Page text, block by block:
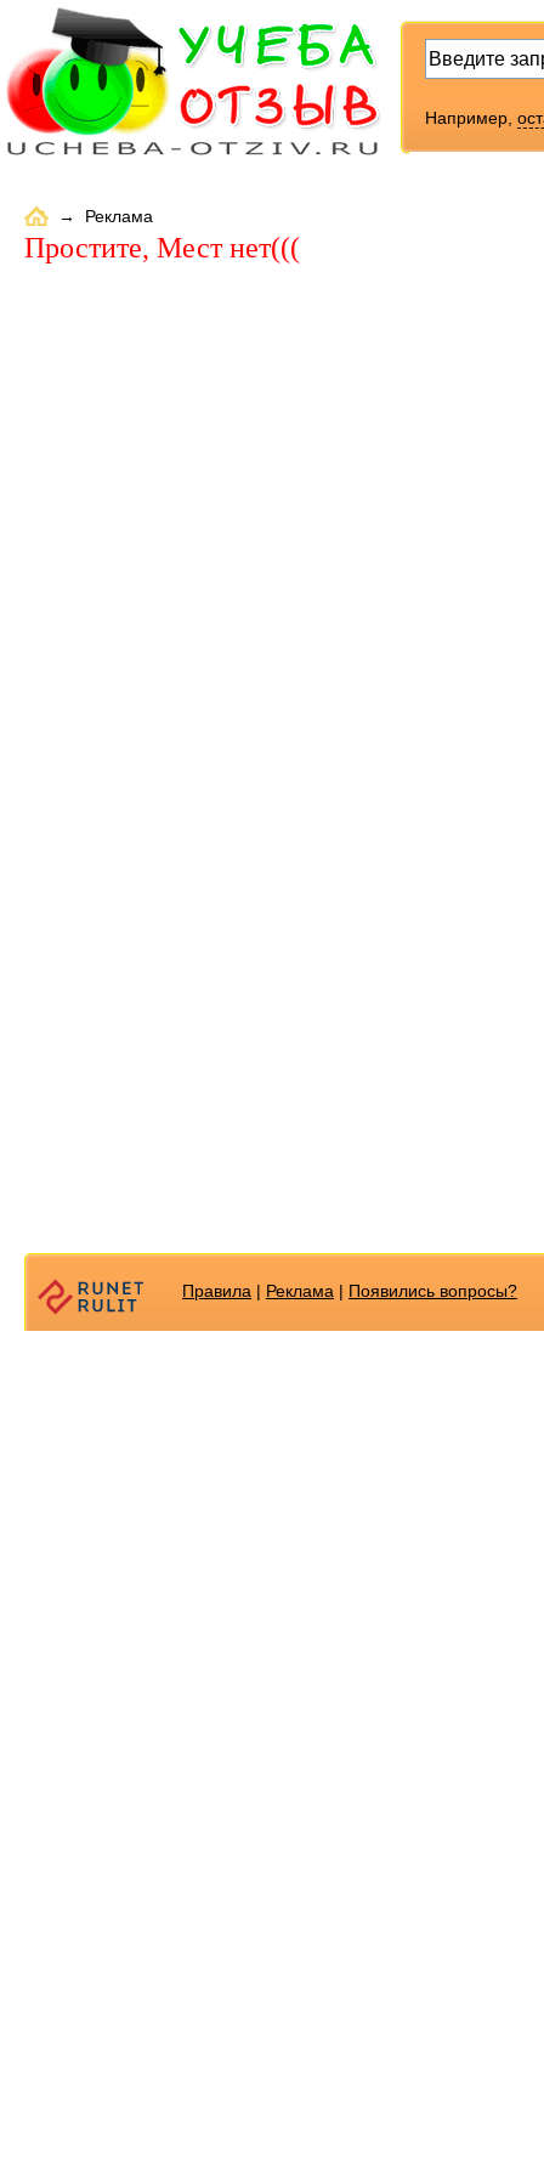
Например,
→ Реклама
Простите, Мест нет(((
Правила | Реклама | Появилиcь вопросы?